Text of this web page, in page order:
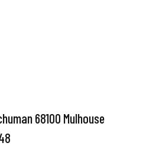
68100 Mulhouse